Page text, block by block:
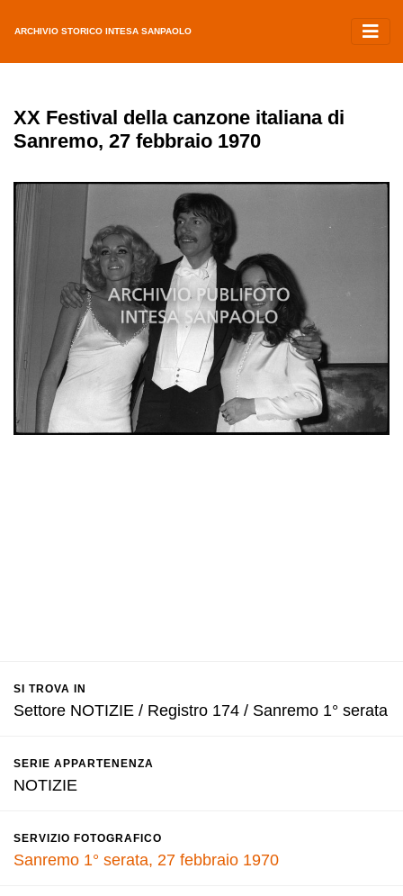
ARCHIVIO STORICO INTESA SANPAOLO
XX Festival della canzone italiana di
Sanremo, 27 febbraio 1970
SI TROVA IN
Settore NOTIZIE / Registro 174 / Sanremo 1° serata
SERIE APPARTENENZA
NOTIZIE
SERVIZIO FOTOGRAFICO
Sanremo 1° serata, 27 febbraio 1970